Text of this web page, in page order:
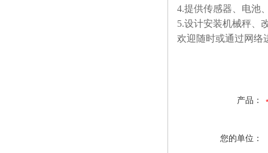
4.提供传感器、电池
5.设计安装机械秤、
欢迎随时或通过网络
产品：
您的单位：